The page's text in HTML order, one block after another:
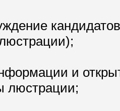
и
люстрации;